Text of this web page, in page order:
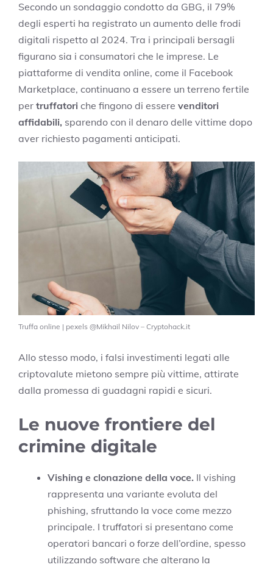
Secondo un sondaggio condotto da GBG, il 79%
degli esperti ha registrato un aumento delle frodi
digitali rispetto al 2024. Tra i principali bersagli
figurano sia i consumatori che le imprese. Le
piattaforme di vendita online, come il Facebook
Marketplace, continuano a essere un terreno fertile
per truffatori che fingono di essere venditori
affidabili, sparendo con il denaro delle vittime dopo
aver richiesto pagamenti anticipati.
Truffa online | pexels @Mikhail Nilov – Cryptohack.it
Allo stesso modo, i falsi investimenti legati alle
criptovalute mietono sempre più vittime, attirate
dalla promessa di guadagni rapidi e sicuri.
Le nuove frontiere del
crimine digitale
Vishing e clonazione della voce. Il vishing
rappresenta una variante evoluta del
phishing, sfruttando la voce come mezzo
principale. I truffatori si presentano come
operatori bancari o forze dell’ordine, spesso
utilizzando software che alterano la